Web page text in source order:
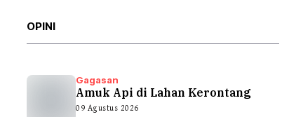
OPINI
Gagasan
Amuk Api di Lahan Kerontang
09 Agustus 2026